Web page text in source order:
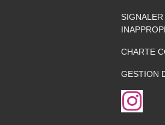
CHARTE
GESTION